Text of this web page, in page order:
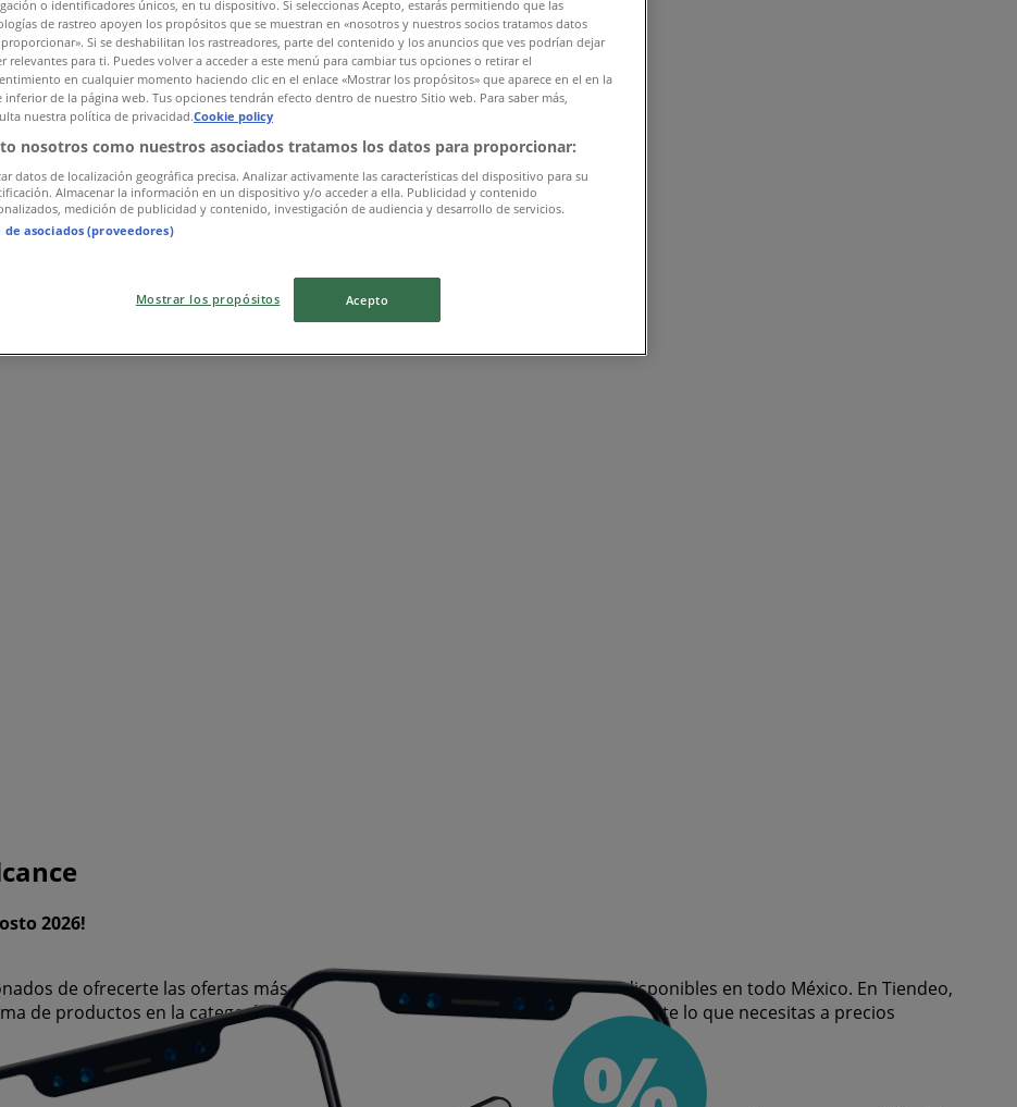
2026!
de ofrecerte las ofertas más atractivas y competitivas para Basurero disponibles en todo México. En Tiendeo,
de productos en la categoría , asegurándonos de que encuentres exactamente lo que necesitas a precios
o identificadores únicos, en tu dispositivo. Si seleccionas Acepto, estarás permitiendo que las
de rastreo apoyen los propósitos que se muestran en «nosotros y nuestros socios tratamos datos
Si se deshabilitan los rastreadores, parte del contenido y los anuncios que ves podrían dejar
relevantes para ti. Puedes volver a acceder a este menú para cambiar tus opciones o retirar el
en cualquier momento haciendo clic en el enlace «Mostrar los propósitos» que aparece en el en la
inferior de la página web. Tus opciones tendrán efecto dentro de nuestro Sitio web. Para saber más,
nuestra política de privacidad.Cookie policy
nosotros como nuestros asociados tratamos los datos para proporcionar:
datos de localización geográfica precisa. Analizar activamente las características del dispositivo para su
Almacenar la información en un dispositivo y/o acceder a ella. Publicidad y contenido
medición de publicidad y contenido, investigación de audiencia y desarrollo de servicios.
de asociados (proveedores)
Mostrar los propósitos Acepto